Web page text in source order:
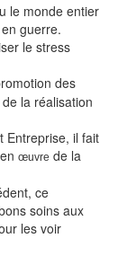
le monde entier
guerre.
le stress
des
la réalisation
Entreprise, il fait
œuvre de la
ce
soins aux
les voir